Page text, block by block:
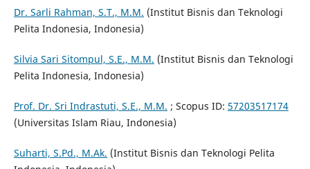
Dr. Sarli Rahman, S.T., M.M. (Institut Bisnis dan Teknologi
Pelita Indonesia, Indonesia)
Silvia Sari Sitompul, S.E., M.M. (Institut Bisnis dan Teknologi
Pelita Indonesia, Indonesia)
Prof. Dr. Sri Indrastuti, S.E., M.M. ; Scopus ID: 57203517174
(Universitas Islam Riau, Indonesia)
Suharti, S.Pd., M.Ak. (Institut Bisnis dan Teknologi Pelita